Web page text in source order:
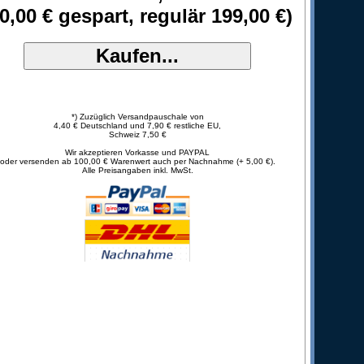
€ gespart, regulär 199,00 €)
*) Zuzüglich Versandpauschale von
4,40 € Deutschland und 7,90 € restliche EU,
Schweiz 7,50 €
Wir akzeptieren Vorkasse und PAYPAL
oder versenden ab 100,00 € Warenwert auch per Nachnahme (+ 5,00 €).
Alle Preisangaben inkl. MwSt.